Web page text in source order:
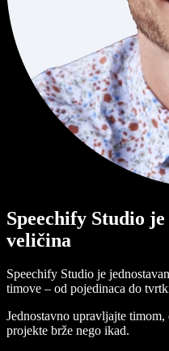
Speechify Studio
veličina
Speechify Studio je
timove – od pojedinaca do
Jednostavno upravljajte
projekte brže nego ikad.